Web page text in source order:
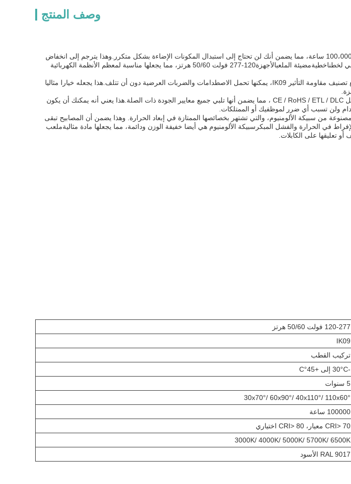
وصف المنتج
يفتخر المكون بعمر طويل يصل إلى 100،000 ساعة، مما يضمن أنك لن تحتاج إلى استبدال المكونات الإضاءة بشكل متكرر.وهذا يترجم إلى انخفاض
لخطناخطيةمضيئة الملعبالأجهزة
120-277 فولت 50/60 هرتز، مما يجعلها مناسبة لمعظم الأنظمة الكهربائية
الإضاءة أيضاً لا مثيل لها. مع تصنيف مقاومة التأثير IK09، يمكنها تحمل الاصطدامات والضربات العرضية دون أن تتلف.هذا يجعله خيارا مثاليا
كما تم اعتماد الأجهزة بالكامل من قبل CE / RoHS / ETL / DLC ، مما يضمن أنها تلبي جميع معايير الجودة ذات الصلة.هذا يعني أنه يمكنك أن يكون
ولن تسبب أي ضرر لموظفيك أو الممتلكات.
من سبيكة الألومنيوم، والتي تشتهر بخصائصها الممتازة في إبعاد الحرارة. وهذا يضمن أن المصابيح تبقى
في الحرارة والفشل المبكرسبيكة الألومنيوم هي أيضا خفيفة الوزن ودائمة، مما يجعلها مادة مثاليةملعب
أو تعليقها على الكابلات.
120-277 فولت 50/60 هرتز
IK09
تركيب القطب
-30°C إلى +45°C
5 سنوات
30x70°/ 60x90°/ 40x110°/ 110x60°
100000 ساعة
CRI> 70 معيار، CRI> 80 اختياري
3000K/ 4000K/ 5000K/ 5700K/ 6500K
RAL 9017 الأسود